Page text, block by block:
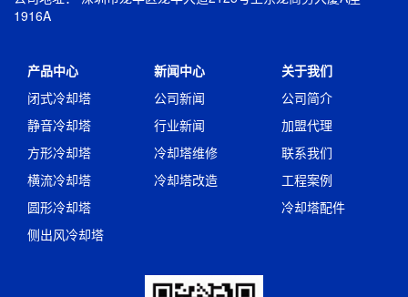
1916A
产品中心
闭式冷却塔
静音冷却塔
方形冷却塔
横流冷却塔
圆形冷却塔
侧出风冷却塔
新闻中心
公司新闻
行业新闻
冷却塔维修
冷却塔改造
关于我们
公司简介
加盟代理
联系我们
工程案例
冷却塔配件